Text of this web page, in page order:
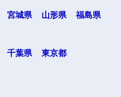
宮城県 山形県 福島県
千葉県
東京都